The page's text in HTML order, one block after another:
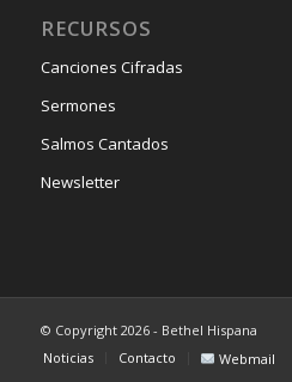
RECURSOS
Canciones Cifradas
Sermones
Salmos Cantados
Newsletter
© Copyright 2026 - Bethel Hispana
Noticias
Contacto Webmail